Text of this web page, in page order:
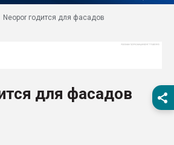
Помощь в подборе
Вакуум-формовочные
первый план в
пластмасс
Neopor годится для фасадов
для фасадов